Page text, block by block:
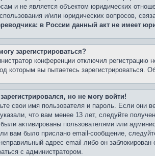
и не является объектом юридических
и/или юридических вопросов,
в России данный акт не имеет
зарегистрироваться?
конференции отключил регистрацию
которым вы пытаетесь зарегистрироваться.
но не могу войти!
свои имя пользователя и пароль. Если они
что вам менее 13 лет, следуйте
активированы пользователями или
вам было прислано email-сообщение,
адрес email либо он
с администратором.